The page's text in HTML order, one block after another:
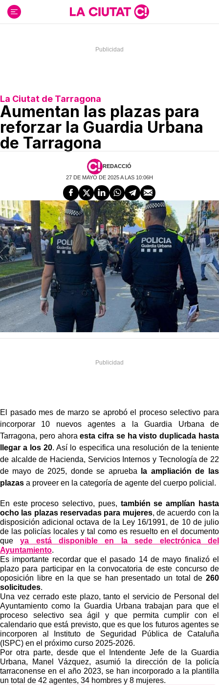
contenido
La Ciutat de Tarragona
Aumentan las plazas para
reforzar la Guardia Urbana
de Tarragona
REDACCIÓ
27 DE MAYO DE 2025 A LAS 10:06H
El pasado mes de marzo se aprobó el proceso selectivo para
incorporar 10 nuevos agentes a la Guardia Urbana de
Tarragona, pero ahoraesta cifra se ha visto duplicada hasta
llegar a los 20. Así lo especifica una resolución de la teniente
de alcalde de Hacienda, Servicios Internos y Tecnología de 22
de mayo de 2025, donde se aprueba la ampliación de las
plazas a proveer en la categoría de agente del cuerpo policial.
En este proceso selectivo, pues, también se amplían hasta
ocho las plazas reservadas para mujeres, de acuerdo con la
disposición adicional octava de la Ley 16/1991, de 10 de julio
de las policías locales y tal como es resuelto en el documento
queya está disponible en la sede electrónica del
Ayuntamiento.
Es importante recordar que el pasado 14 de mayo finalizó el
plazo para participar en la convocatoria de este concurso de
oposición libre en la que se han presentado un total de 260
solicitudes.
Una vez cerrado este plazo, tanto el servicio de Personal del
Ayuntamiento como la Guardia Urbana trabajan para que el
proceso selectivo sea ágil y que permita cumplir con el
calendario que está previsto, que es que los futuros agentes se
incorporen al Instituto de Seguridad Pública de Cataluña
(ISPC) en el próximo curso 2025-2026.
Por otra parte, desde que el Intendente Jefe de la Guardia
Urbana, Manel Vázquez, asumió la dirección de la policía
tarraconense en el año 2023, se han incorporado a la plantilla
un total de 42 agentes, 34 hombres y 8 mujeres.